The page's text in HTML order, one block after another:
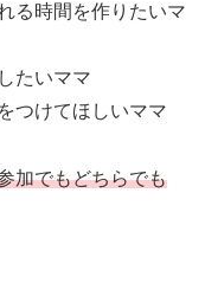
る時間を作りたいマ
たいママ
つけてほしいママ
加でもどちらでも